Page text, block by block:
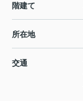
階建て
所在地
交通